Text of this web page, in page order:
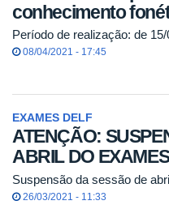
conhecimento
Período de realização: de
08/04/2021 - 17:45
EXAMES DELF
ATENÇÃO:
ABRIL DO
Suspensão da sessão de
26/03/2021 - 11:33